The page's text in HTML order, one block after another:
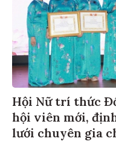
Hội Nữ trí thức
hội viên mới,
lưới chuyên gia